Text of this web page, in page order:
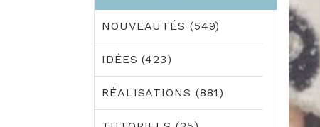
NOUVEAUTÉS (549)
IDÉES (423)
RÉALISATIONS (881)